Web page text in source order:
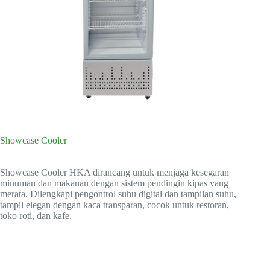
Showcase Cooler
Showcase Cooler HKA dirancang untuk menjaga kesegaran
minuman dan makanan dengan sistem pendingin kipas yang
merata. Dilengkapi pengontrol suhu digital dan tampilan suhu,
tampil elegan dengan kaca transparan, cocok untuk restoran,
toko roti, dan kafe.